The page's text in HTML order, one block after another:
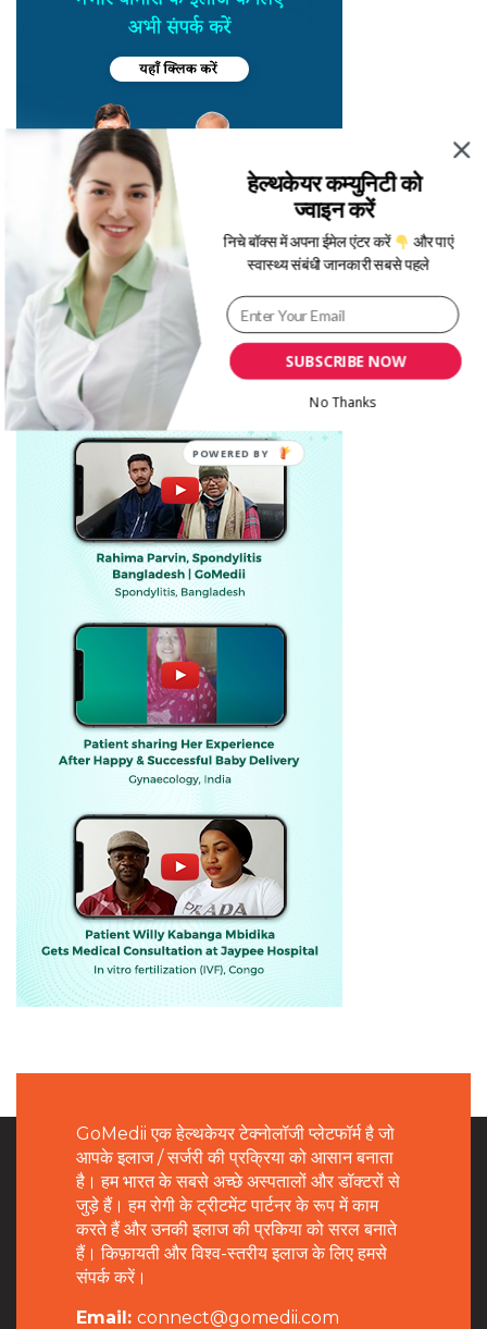
GoMedii एक हेल्थकेयर टेक्नोलॉजी प्लेटफॉर्म है जो
आपके इलाज / सर्जरी की प्रक्रिया को आसान बनाता
है। हम भारत के सबसे अच्छे अस्पतालों और डॉक्टरों से
जुड़े हैं। हम रोगी के ट्रीटमेंट पार्टनर के रूप में काम
करते हैं और उनकी इलाज की प्रकिया को सरल बनाते
हैं। किफ़ायती और विश्व-स्तरीय इलाज के लिए हमसे
संपर्क करें।
Email: connect@gomedii.com
SUBSCRIBE NOW
हेल्थकेयर कम्युनिटी को
ज्वाइन करें
निचे बॉक्स में अपना ईमेल एंटर करें
और पाएं
स्वास्थ्य संबंधी जानकारी सबसे पहले
No Thanks
POWERED